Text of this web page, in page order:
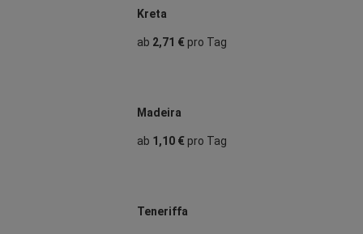
Kreta
ab 2,71 €pro Tag
Madeira
ab 1,10 €pro Tag
Teneriffa